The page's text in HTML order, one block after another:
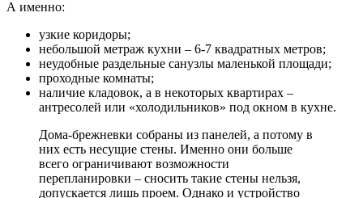
А именно:
узкие коридоры;
небольшой метраж кухни – 6-7 квадратных метров;
неудобные раздельные санузлы маленькой площади;
проходные комнаты;
наличие кладовок, а в некоторых квартирах –
антресолей или «холодильников» под окном в кухне.
Дома-брежневки собраны из панелей, а потому в
них есть несущие стены. Именно они больше
всего ограничивают возможности
перепланировки – сносить такие стены нельзя,
допускается лишь проем. Однако и устройство